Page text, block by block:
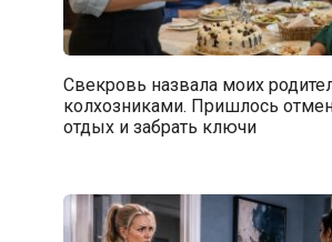
Свекровь назвала моих
колхозниками. Пришлось
отдых и забрать ключи